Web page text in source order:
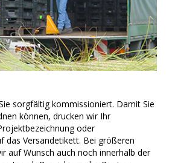
sorgfältig kommissioniert. Damit Sie
können, drucken wir Ihr
oder
das Versandetikett. Bei größeren
auf Wunsch auch noch innerhalb der